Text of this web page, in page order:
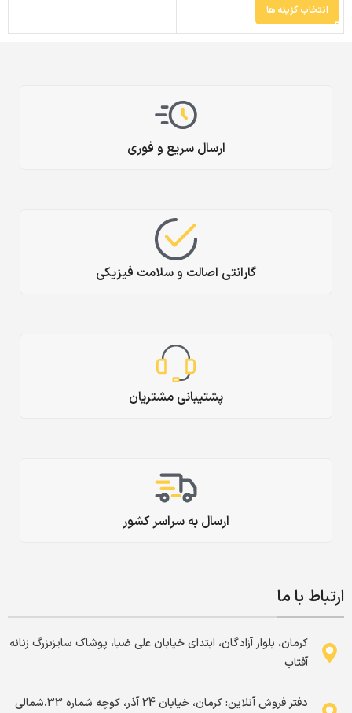
انتخاب گزینه ها
ارسال سریع و فوری
گارانتی اصالت و سلامت فیزیکی
پشتیبانی مشتریان
ارسال به سراسر کشور
ارتباط با ما
کرمان، بلوار آزادگان، ابتدای خیابان علی ضیا، پوشاک سایزبزرگ زنانه
آفتاب
دفتر فروش آنلاین: کرمان، خیابان 24 آذر، کوچه شماره 33،شمالی